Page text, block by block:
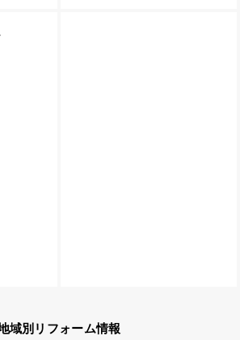
域別リフォーム情報